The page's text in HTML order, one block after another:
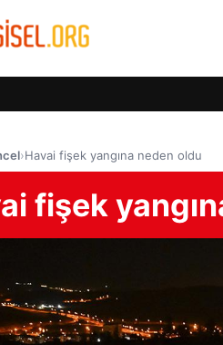
›Havai fişek yangına neden oldu
fişek